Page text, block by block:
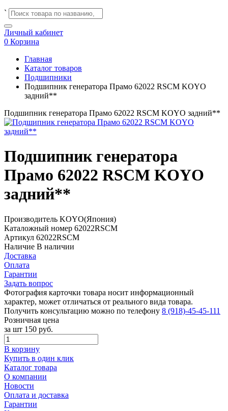
`
Личный кабинет
0 Корзина
Главная
Каталог товаров
Подшипники
Подшипник генератора Прамо 62022 RSCM KOYO
задний**
Подшипник генератора Прамо 62022 RSCM KOYO задний**
Подшипник генератора
Прамо 62022 RSCM KOYO
задний**
Производитель KOYO(Япония)
Каталожный номер 62022RSCM
Артикул 62022RSCM
Наличие В наличии
Доставка
Оплата
Гарантии
Задать вопрос
Фотография карточки товара носит информационный
характер, может отличаться от реального вида товара.
Получить консультацию можно по телефону 8 (918)-45-45-111
Розничная цена
за шт 150 руб.
В корзину
Купить в один клик
Каталог товара
О компании
Новости
Оплата и доставка
Гарантии